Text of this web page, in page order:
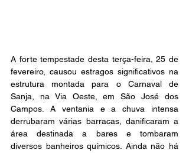
A forte tempestade desta terça-feira, 25 de
fevereiro, causou estragos significativos na
estrutura montada para o Carnaval de
Sanja, na Via Oeste, em São José dos
Campos. A ventania e a chuva intensa
derrubaram várias barracas, danificaram a
área destinada a bares e tombaram
diversos banheiros químicos. Ainda não há